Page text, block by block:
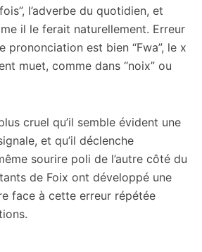
l’adverbe du quotidien, et
il le ferait naturellement. Erreur
prononciation est bien “Fwa”, le x
muet, comme dans “noix” ou
cruel qu’il semble évident une
et qu’il déclenche
sourire poli de l’autre côté du
de Foix ont développé une
face à cette erreur répétée